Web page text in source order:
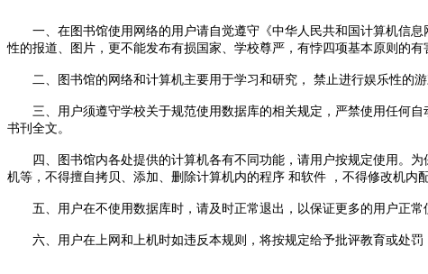
一、在图书馆使用网络的用户请自觉遵守《中华人民共和国计算机信息
性的报道、图片，更不能发布有损国家、学校尊严，有悖四项基本原则的有
二、图书馆的网络和计算机主要用于学习和研究， 禁止进行娱乐性的游
三、用户须遵守学校关于规范使用数据库的相关规定，严禁使用任何自
书刊全文。
四、图书馆内各处提供的计算机各有不同功能，请用户按规定使用。为
机等，不得擅自拷贝、添加、删除计算机内的程序 和软件 ，不得修改机内配
五、用户在不使用数据库时，请及时正常退出，以保证更多的用户正常
六、用户在上网和上机时如违反本规则，将按规定给予批评教育或处罚